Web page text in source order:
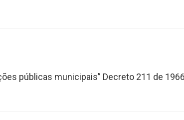
públicas municipais” Decreto 211 de 1966